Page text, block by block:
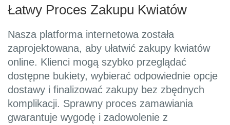
Łatwy Proces Zakupu Kwiatów
Nasza platforma internetowa została
zaprojektowana, aby ułatwić zakupy kwiatów
online. Klienci mogą szybko przeglądać
dostępne bukiety, wybierać odpowiednie opcje
dostawy i finalizować zakupy bez zbędnych
komplikacji. Sprawny proces zamawiania
gwarantuje wygodę i zadowolenie z